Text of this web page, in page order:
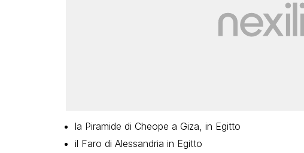
la Piramide di Cheope a Giza, in Egitto
il Faro di Alessandria in Egitto